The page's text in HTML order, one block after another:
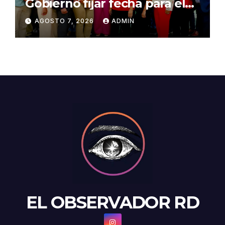
Gobierno fijar fecha para el
pago de la Evaluación del
Desempeño
AGOSTO 7, 2026 ADMIN
EL OBSERVADOR RD